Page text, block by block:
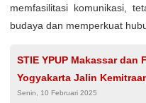
memfasilitasi komunikasi,
budaya dan memperkuat
STIE YPUP Makassar dan
Yogyakarta Jalin
Senin, 10 Februari 2025